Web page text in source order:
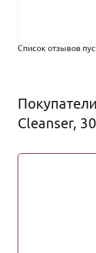
Список отзывов
Cleanser,